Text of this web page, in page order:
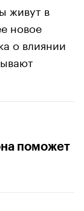
живут в
новое
о влиянии
поможет